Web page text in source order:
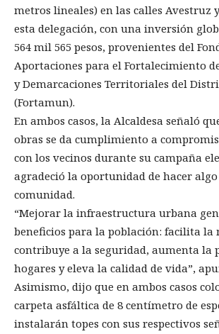
metros lineales) en las calles Avestruz
esta delegación, con una inversión
564 mil 565 pesos, provenientes del
Aportaciones para el Fortalecimiento
y Demarcaciones Territoriales del
(Fortamun).
En ambos casos, la Alcaldesa señaló
obras se da cumplimiento a
con los vecinos durante su campaña
agradeció la oportunidad de hacer
comunidad.
“Mejorar la infraestructura urbana
beneficios para la población: facilita la
contribuye a la seguridad, aumenta la
hogares y eleva la calidad de vida”,
Asimismo, dijo que en ambos casos
carpeta asfáltica de 8 centímetro de
instalarán topes con sus respectivos